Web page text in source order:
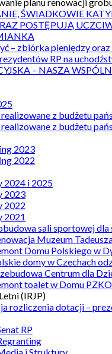
ŚWIADKOWIE
POSTĘPUJĄ
– zbiórka pieniędzy
RP na
– NASZA
realizowane z budżetu
z budżetu
2023
2022
2024 i 2025
2023
2022
2021
sali sportowej dla
Muzeum
Domu Polskiego w
domy w Czechach
Centrum dla
toalet w Domu
(IRJP)
rozliczenia dotacji –
RP